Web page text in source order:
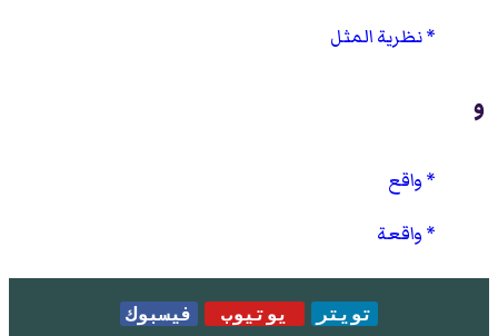
نظرية المثل
و
واقع
واقعة
تويتر يوتيوب فيسبوك